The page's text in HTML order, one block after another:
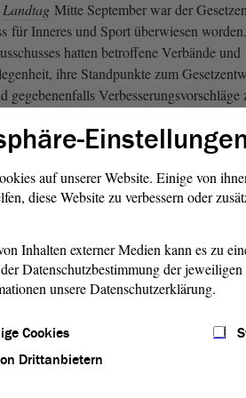
Landtag Mitte September war der
für Inneres und Sport überwiesen
hatten betroffene Verbände und
ihre Standpunkte zum
gegebenenfalls Verbesserungsvorschläge
zur Änderung
und Sport demLandtageine
vorgelegt. Unter anderem
nicht nur für
Abfallversorgung gelten. Der
mit einem Ergebnis von 49 Ja- und
Gesetzentwurf zur Änderung
auf unserer Website. Einige von
diese Website zu verbessern oder
Inhalten externer Medien kann es zu
Datenschutzbestimmung der
unsere Datenschutzerklärung.
Cookies
Drittanbietern